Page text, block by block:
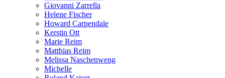
Giovanni Zarrella
Helene Fischer
Howard Carpendale
Kerstin Ott
Marie Reim
Matthias Reim
Melissa Naschenweng
Michelle